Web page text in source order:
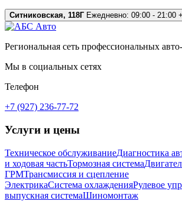
Ситниковская, 118ГЕжедневно: 09:00 - 21:00
Региональная сеть профессиональных
Мы в социальных сетях
Телефон
+7 (927) 236-77-72
Услуги и цены
Техническое обслуживаниеДиагностика
и ходовая частьТормозная система
ГРМТрансмиссия и сцепление
ЭлектрикаСистема охлажденияРулевое
выпускная системаШиномонтаж